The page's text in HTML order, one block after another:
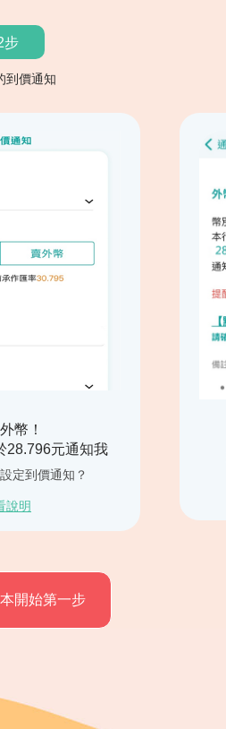
步
到價通知
幣！
28.796元通知我
定到價通知？
說明
開始第一步